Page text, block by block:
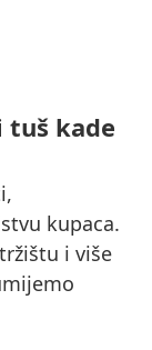
tuš kade
kupaca.
i više